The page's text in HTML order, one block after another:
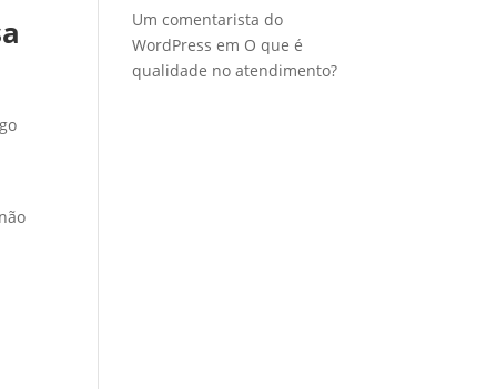
Um comentarista do
WordPress em O que é
qualidade no atendimento?